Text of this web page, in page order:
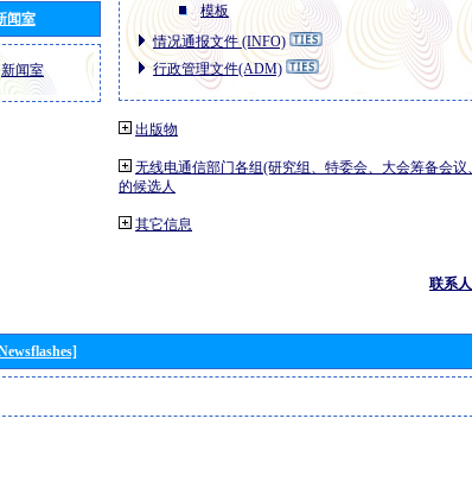
闻室
新闻室
模板
情况通报文件 (INFO)
行政管理文件(ADM)
出版物
无线电通信部门各组(研究组、特委会、大会筹备会
的候选人
其它信息
联系人